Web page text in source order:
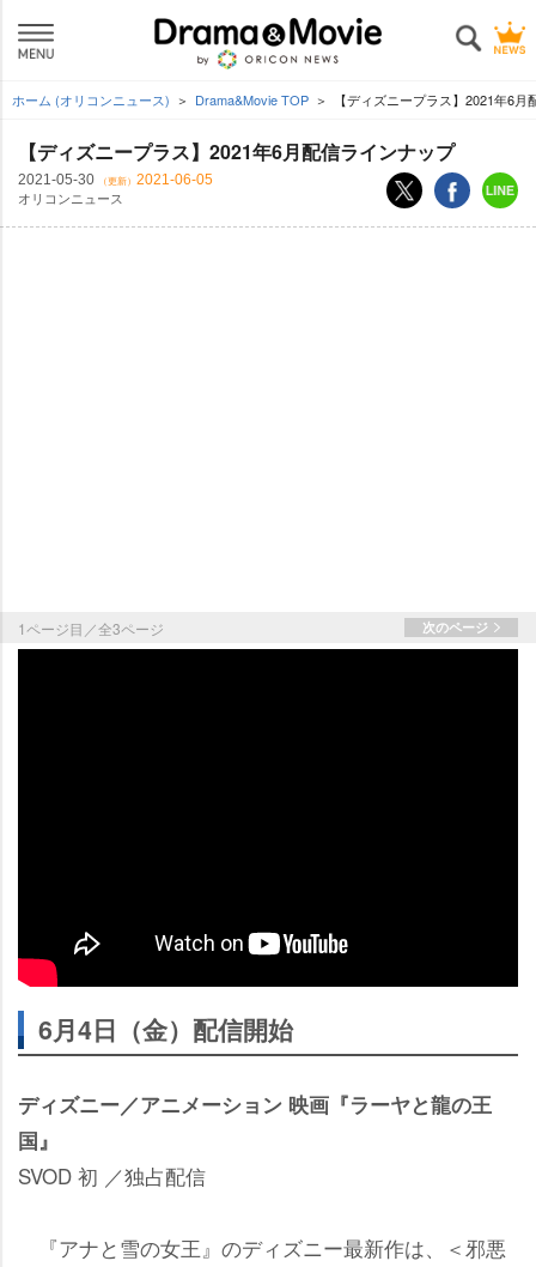
ホーム (オリコンニュース) Drama&Movie TOP 【ディズニープラス】2021年6月
【ディズニープラス】2021年6月配信ラインナップ
2021-05-30 （更新） 2021-06-05
オリコンニュース
1ページ目／全3ページ 次のページ
6月4日（金）配信開始
ディズニー／アニメーション 映画『ラーヤと龍の王
国』
SVOD 初 ／独占配信
『アナと雪の女王』のディズニー最新作は、＜邪悪